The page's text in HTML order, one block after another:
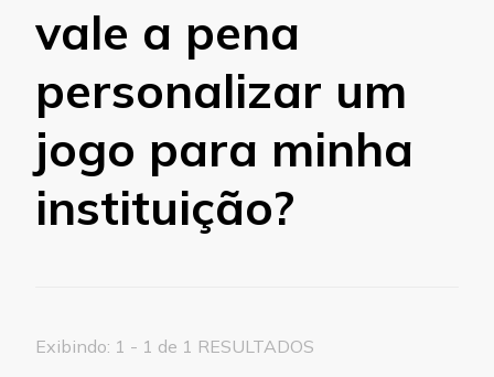
vale a pena
personalizar um
jogo para minha
instituição?
Exibindo: 1 - 1 de 1 RESULTADOS